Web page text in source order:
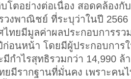
บโตอย่างต่อเนื่อง สอดคล้อง
วงพาณิชย์ ที่ระบุว่าในปี 2566
ไทยมีมูลค่าผลประกอบการร
ก่อนหน้า โดยมีผู้ประกอบการ
มีกำไรสุทธิรวมกว่า 14,990
ยมีรากฐานที่มั่นคง เพราะคน